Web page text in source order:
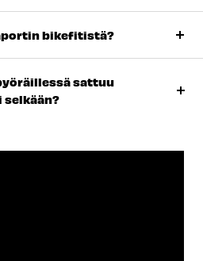
bikefitistä?
sattuu